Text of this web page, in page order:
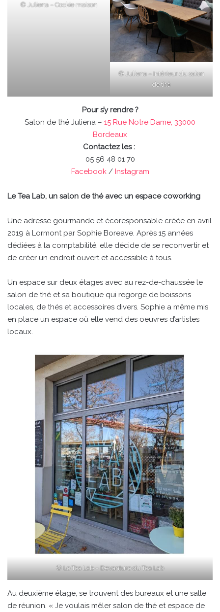
© Juliena – Cookie maison
© Juliena – Intérieur du salon
de thé
Pour s’y rendre ?
Salon de thé Juliena – 15 Rue Notre Dame, 33000
Bordeaux
Contactez les :
05 56 48 01 70
Facebook/ Instagram
Le Tea Lab, un salon de thé avec un espace coworking
Une adresse gourmande et écoresponsable créée en avril
2019 à Lormont par Sophie Boreave. Après 15 années
dédiées à la comptabilité, elle décide de se reconvertir et
de créer un endroit ouvert et accessible à tous.
Un espace sur deux étages avec au rez-de-chaussée le
salon de thé et sa boutique qui regorge de boissons
locales, de thés et accessoires divers. Sophie a même mis
en place un espace où elle vend des oeuvres d’artistes
locaux.
© Le Tea Lab – Devanture du Tea Lab
Au deuxième étage, se trouvent des bureaux et une salle
de réunion. « Je voulais mêler salon de thé et espace de